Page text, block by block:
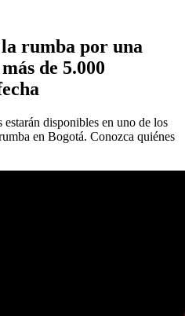
rumba por una
de 5.000
disponibles en uno de los
en Bogotá. Conozca quiénes